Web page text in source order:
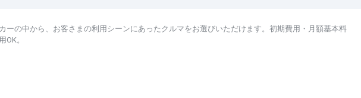
ーの中から、お客さまの利用シーンにあったクルマをお選びいただけます。初期費用・月額基本料
OK。